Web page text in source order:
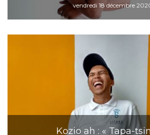
vendredi 18 décembre
Kozio ah : « Tapa-